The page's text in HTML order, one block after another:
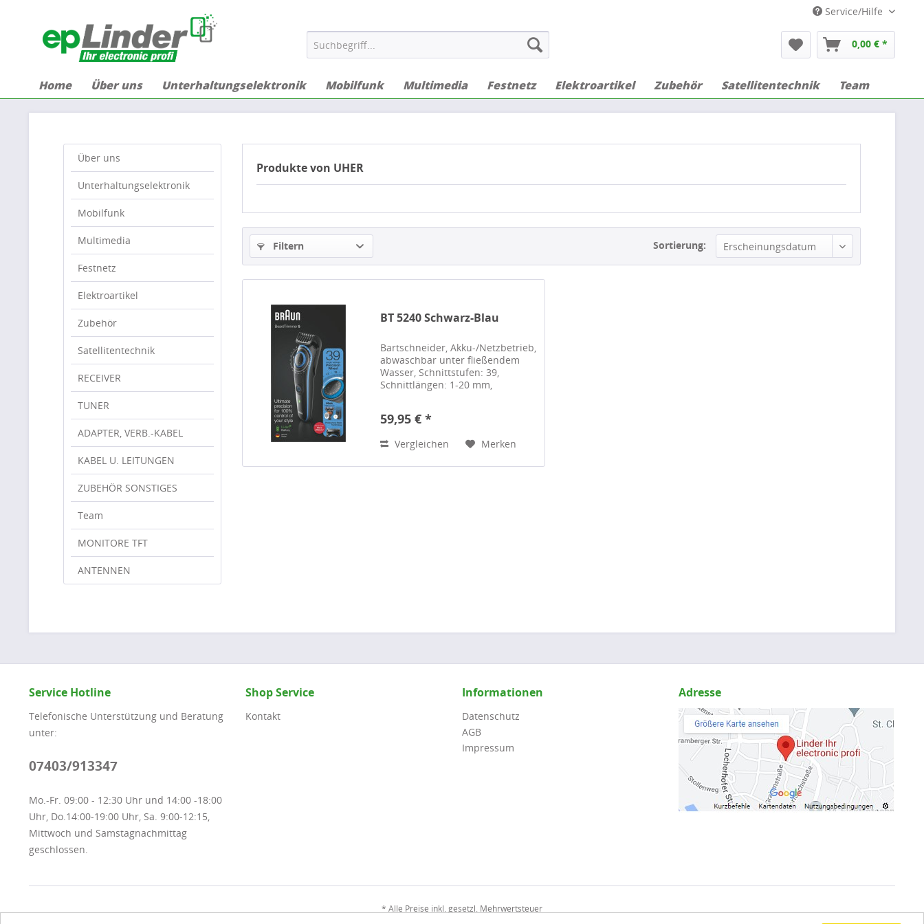
Service/Hilfe
0,00 € *
Home Über uns Unterhaltungselektronik Mobilfunk Multimedia Festnetz Elektroartikel Zubehör Satellitentechnik Team
Über uns
Unterhaltungselektronik
Mobilfunk
Multimedia
Festnetz
Elektroartikel
Zubehör
Satellitentechnik
RECEIVER
TUNER
ADAPTER, VERB.-KABEL
KABEL U. LEITUNGEN
ZUBEHÖR SONSTIGES
Team
MONITORE TFT
ANTENNEN
Produkte von UHER
Filtern Sortierung: Erscheinungsdatum
BT 5240 Schwarz-Blau
Bartschneider, Akku-/Netzbetrieb,
abwaschbar unter fließendem
Wasser, Schnittstufen: 39,
Schnittlängen: 1-20 mm,
unabhängig von der Bartdichte),
Langhaartrimmer,...
59,95 € *
Vergleichen Merken
Service Hotline
Telefonische Unterstützung und Beratung
unter:
07403/913347
Mo.-Fr. 09:00 - 12:30 Uhr und 14:00 -18:00
Uhr, Do.14:00-19:00 Uhr, Sa. 9:00-12:15,
Mittwoch und Samstagnachmittag
geschlossen.
Shop Service
Kontakt
Informationen
Datenschutz
AGB
Impressum
Adresse
* Alle Preise inkl. gesetzl. Mehrwertsteuer